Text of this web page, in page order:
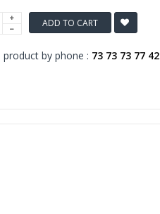
ADD TO CART
by phone : 73 73 73 77 42